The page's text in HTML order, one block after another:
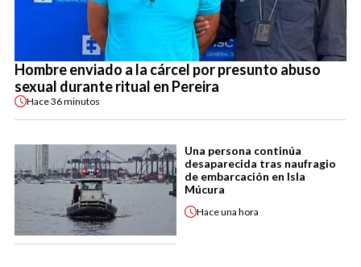
Hombre enviado a la cárcel por presunto abuso
sexual durante ritual en Pereira
Hace36 minutos
Una persona continúa
desaparecida tras naufragio
de embarcación en Isla
Múcura
Haceuna hora